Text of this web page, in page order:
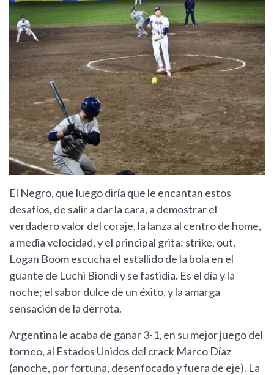
El Negro, que luego diría que le encantan estos
desafíos, de salir a dar la cara, a demostrar el
verdadero valor del coraje, la lanza al centro de home,
a media velocidad, y el principal grita: strike, out.
Logan Boom escucha el estallido de la bola en el
guante de Luchi Biondi y se fastidia. Es el día y la
noche; el sabor dulce de un éxito, y la amarga
sensación de la derrota.
Argentina le acaba de ganar 3-1, en su mejor juego del
torneo, al Estados Unidos del crack Marco Díaz
(anoche, por fortuna, desenfocado y fuera de eje). La